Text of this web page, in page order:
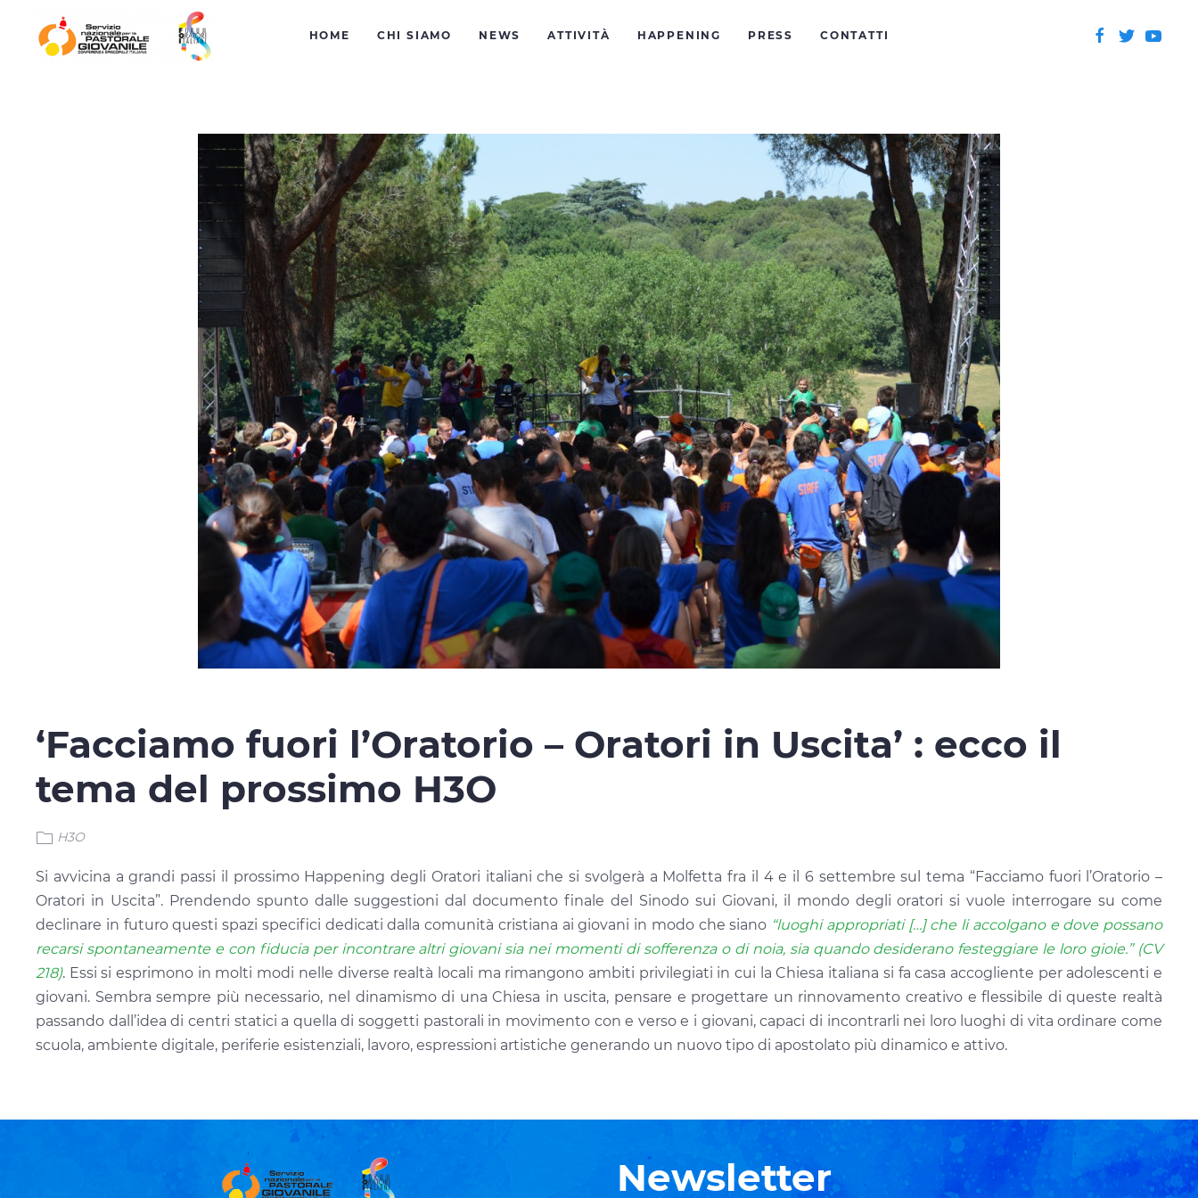
HOME CHI SIAMO NEWS ATTIVITÀ HAPPENING PRESS CONTATTI
‘Facciamo fuori l’Oratorio – Oratori in Uscita’ : ecco il
tema del prossimo H3O
H3O
Si avvicina a grandi passi il prossimo Happening degli Oratori italiani che si svolgerà a Molfetta fra il 4 e il 6 settembre sul tema “Facciamo fuori l’Oratorio –
Oratori in Uscita”. Prendendo spunto dalle suggestioni dal documento finale del Sinodo sui Giovani, il mondo degli oratori si vuole interrogare su come
declinare in futuro questi spazi specifici dedicati dalla comunità cristiana ai giovani in modo che siano “luoghi appropriati […] che li accolgano e dove possano
recarsi spontaneamente e con fiducia per incontrare altri giovani sia nei momenti di sofferenza o di noia, sia quando desiderano festeggiare le loro gioie.” (CV
218). Essi si esprimono in molti modi nelle diverse realtà locali ma rimangono ambiti privilegiati in cui la Chiesa italiana si fa casa accogliente per adolescenti e
giovani. Sembra sempre più necessario, nel dinamismo di una Chiesa in uscita, pensare e progettare un rinnovamento creativo e flessibile di queste realtà
passando dall’idea di centri statici a quella di soggetti pastorali in movimento con e verso e i giovani, capaci di incontrarli nei loro luoghi di vita ordinare come
scuola, ambiente digitale, periferie esistenziali, lavoro, espressioni artistiche generando un nuovo tipo di apostolato più dinamico e attivo.
Newsletter